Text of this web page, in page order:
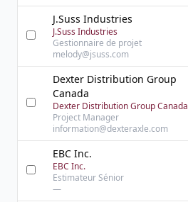
J.Suss Industries
J.Suss Industries
Gestionnaire de projet
melody@jsuss.com
Dexter Distribution Group
Canada
Dexter Distribution Group Canada
Project Manager
information@dexteraxle.com
EBC Inc.
EBC Inc.
Estimateur Sénior
—